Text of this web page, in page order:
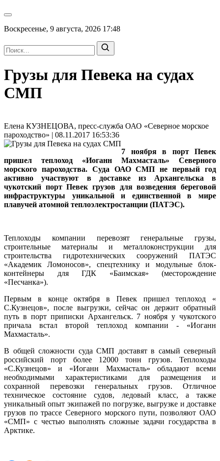
Воскресенье, 9 августа, 2026 17:48
Грузы для Певека на судах
СМП
Елена КУЗНЕЦОВА, пресс-служба ОАО «Северное морское
пароходство» | 08.11.2017 16:53:36
7 ноября в порт Певек
пришел теплоход «Иоганн Махмасталь» Северного
морского пароходства. Суда ОАО СМП не первый год
активно участвуют в доставке из Архангельска в
чукотский порт Певек грузов для возведения береговой
инфраструктуры уникальной и единственной в мире
плавучей атомной теплоэлектростанции (ПАТЭС).
Теплоходы компании перевозят генеральные грузы,
строительные материалы и металлоконструкции для
строительства гидротехнических сооружений ПАТЭС
«Академик Ломоносов», спецтехнику и модульные блок-
контейнеры для ГДК «Баимская» (месторождение
«Песчанка»).
Первым в конце октября в Певек пришел теплоход «
С.Кузнецов», после выгрузки, сейчас он держит обратный
путь в порт приписки Архангельск. 7 ноября у чукотского
причала встал второй теплоход компании - «Иоганн
Махмасталь».
В общей сложности суда СМП доставят в самый северный
российский порт более 12000 тонн грузов. Теплоходы
«С.Кузнецов» и «Иоганн Махмасталь» обладают всеми
необходимыми характеристиками для размещения и
сохранной перевозки генеральных грузов. Отличное
техническое состояние судов, ледовый класс, а также
уникальный опыт экипажей по погрузке, выгрузке и доставке
грузов по трассе Северного морского пути, позволяют ОАО
«СМП» с честью выполнять сложные задачи государства в
Арктике.